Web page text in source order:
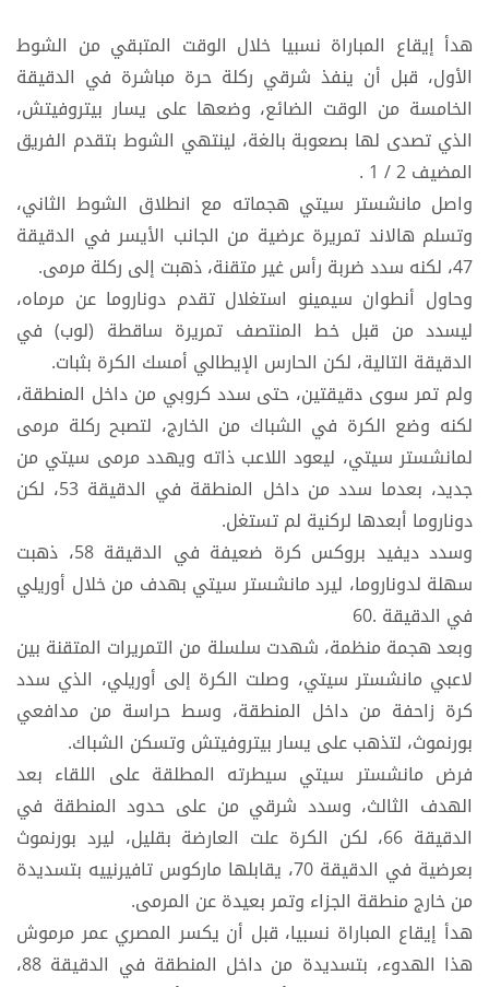
هدأ إيقاع المباراة نسبيا خلال الوقت المتبقي من الشوط
الأول، قبل أن ينفذ شرقي ركلة حرة مباشرة في الدقيقة
الخامسة من الوقت الضائع، وضعها على يسار بيتروفيتش،
الذي تصدى لها بصعوبة بالغة، لينتهي الشوط بتقدم الفريق
المضيف 2 / 1 .
واصل مانشستر سيتي هجماته مع انطلاق الشوط الثاني،
وتسلم هالاند تمريرة عرضية من الجانب الأيسر في الدقيقة
47، لكنه سدد ضربة رأس غير متقنة، ذهبت إلى ركلة مرمى.
وحاول أنطوان سيمينو استغلال تقدم دوناروما عن مرماه،
ليسدد من قبل خط المنتصف تمريرة ساقطة (لوب) في
الدقيقة التالية، لكن الحارس الإيطالي أمسك الكرة بثبات.
ولم تمر سوى دقيقتين، حتى سدد كروبي من داخل المنطقة،
لكنه وضع الكرة في الشباك من الخارج، لتصبح ركلة مرمى
لمانشستر سيتي، ليعود اللاعب ذاته ويهدد مرمى سيتي من
جديد، بعدما سدد من داخل المنطقة في الدقيقة 53، لكن
دوناروما أبعدها لركنية لم تستغل.
وسدد ديفيد بروكس كرة ضعيفة في الدقيقة 58، ذهبت
سهلة لدوناروما، ليرد مانشستر سيتي بهدف من خلال أوريلي
في الدقيقة .60
وبعد هجمة منظمة، شهدت سلسلة من التمريرات المتقنة بين
لاعبي مانشستر سيتي، وصلت الكرة إلى أوريلي، الذي سدد
كرة زاحفة من داخل المنطقة، وسط حراسة من مدافعي
بورنموث، لتذهب على يسار بيتروفيتش وتسكن الشباك.
فرض مانشستر سيتي سيطرته المطلقة على اللقاء بعد
الهدف الثالث، وسدد شرقي من على حدود المنطقة في
الدقيقة 66، لكن الكرة علت العارضة بقليل، ليرد بورنموث
بعرضية في الدقيقة 70، يقابلها ماركوس تافيرنييه بتسديدة
من خارج منطقة الجزاء وتمر بعيدة عن المرمى.
هدأ إيقاع المباراة نسبيا، قبل أن يكسر المصري عمر مرموش
هذا الهدوء، بتسديدة من داخل المنطقة في الدقيقة 88،